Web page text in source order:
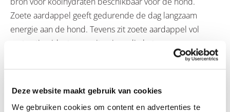
Deze website maakt gebruik van cookies
We gebruiken cookies om content en advertenties te
Zoete aardappel geeft gedurende de dag langzaam
energie aan de hond. Tevens zit zoete aardappel vol
met anti-oxidanten en vitamines die het
immuunsysteem verbeteren voor een geweldige
gezondheid.
Wat is vezelrijk hondenvoer?